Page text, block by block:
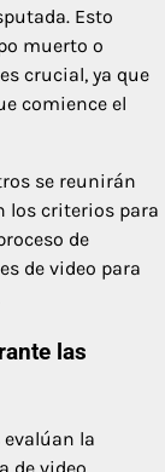
Esto
muerto o
crucial, ya que
comience el
se reunirán
los criterios para
de
de video para
las
la